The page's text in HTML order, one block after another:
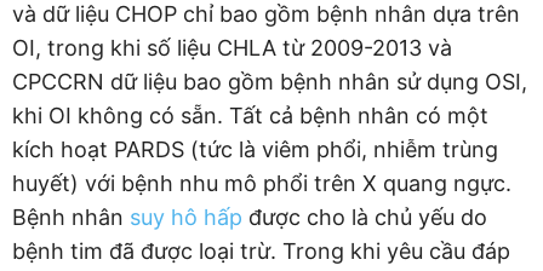
và dữ liệu CHOP chỉ bao gồm bệnh nhân dựa trên
OI, trong khi số liệu CHLA từ 2009-2013 và
CPCCRN dữ liệu bao gồm bệnh nhân sử dụng OSI,
khi OI không có sẵn. Tất cả bệnh nhân có một
kích hoạt PARDS (tức là viêm phổi, nhiễm trùng
huyết) với bệnh nhu mô phổi trên X quang ngực.
Bệnh nhân suy hô hấp được cho là chủ yếu do
bệnh tim đã được loại trừ. Trong khi yêu cầu đáp